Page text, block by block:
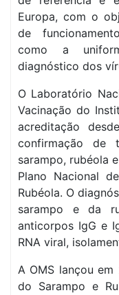
Europa, com o
de
como a
diagnóstico dos
O Laboratório
Vacinação do
acreditação
confirmação de
sarampo, rubéola
Plano Nacional
Rubéola. O
sarampo e da
anticorpos IgG e
RNA viral,
A OMS lançou
do Sarampo e